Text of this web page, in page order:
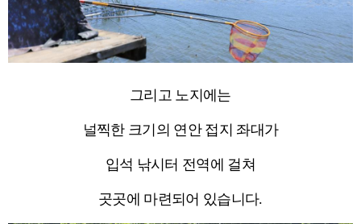
그리고 노지에는
널찍한 크기의 연안 접지 좌대가
입석 낚시터 전역에 걸쳐
곳곳에 마련되어 있습니다.